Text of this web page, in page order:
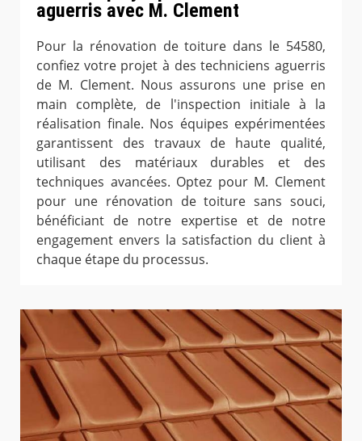
aguerris avec M. Clement
Pour la rénovation de toiture dans le 54580,
confiez votre projet à des techniciens aguerris
de M. Clement. Nous assurons une prise en
main complète, de l'inspection initiale à la
réalisation finale. Nos équipes expérimentées
garantissent des travaux de haute qualité,
utilisant des matériaux durables et des
techniques avancées. Optez pour M. Clement
pour une rénovation de toiture sans souci,
bénéficiant de notre expertise et de notre
engagement envers la satisfaction du client à
chaque étape du processus.